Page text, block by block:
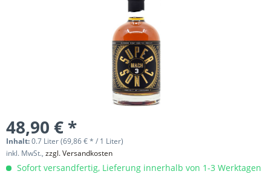
48,90 € *
Inhalt:0.7 Liter (69,86 € * / 1 Liter)
inkl. MwSt., zzgl. Versandkosten
Sofort versandfertig, Lieferung innerhalb von 1-3 Werktagen